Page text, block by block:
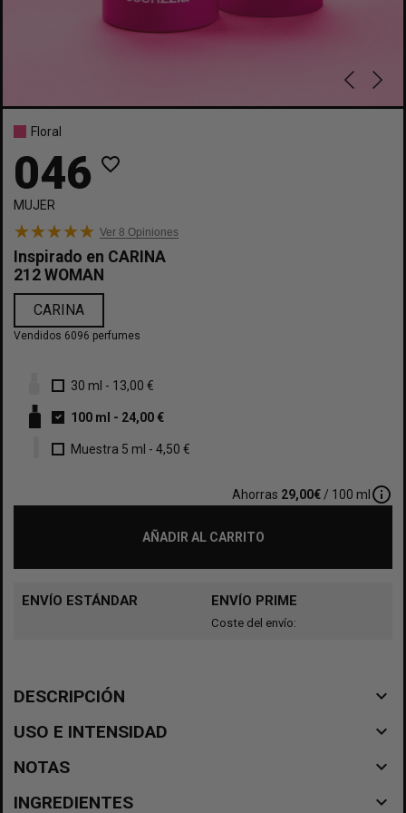
Floral
046 favorite_border
MUJER
Ver 8 Opiniones
Inspirado en CARINA
212 WOMAN
CARINA
Vendidos 6096 perfumes
30 ml - 13,00 €
100 ml - 24,00 €
Muestra 5 ml - 4,50 €
Ahorras 29,00€ / 100 mlinfo_outline
AÑADIR AL CARRITO
ENVÍO ESTÁNDAR ENVÍO PRIME
Coste del envío:
DESCRIPCIÓN navigate_before
USO E INTENSIDAD navigate_before
NOTAS navigate_before
INGREDIENTES navigate_before